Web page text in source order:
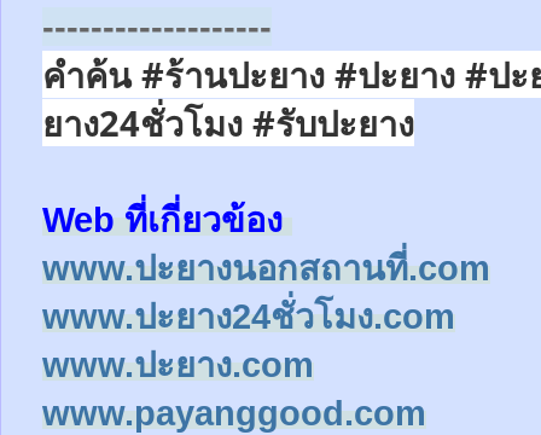
-------------------
คำค้น #ร้านปะยาง #ปะยาง #ป
ยาง24ชั่วโมง #รับปะยาง
Web ที่เกี่ยวข้อง
www.ปะยางนอกสถานที่.com
www.ปะยาง24ชั่วโมง.com
www.ปะยาง.com
www.payanggood.com